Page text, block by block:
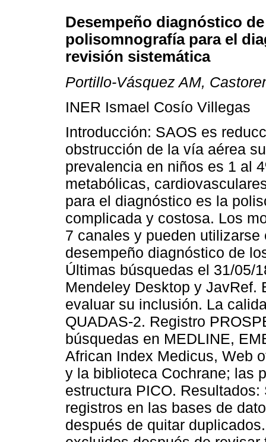
Desempeño diagnóstico
polisomnografía para el
revisión sistemática
Portillo-Vásquez AM,
INER Ismael Cosío Villegas
Introducción: SAOS es
obstrucción de la vía aérea
prevalencia en niños es 1 al
metabólicas,
para el diagnóstico es la
complicada y costosa. Los
7 canales y pueden
desempeño diagnóstico de
Últimas búsquedas el 31/05/
Mendeley Desktop y JavRef.
evaluar su inclusión. La
QUADAS-2. Registro
búsquedas en MEDLINE,
African Index Medicus, Web
y la biblioteca Cochrane; las
estructura PICO.
registros en las bases de
después de quitar